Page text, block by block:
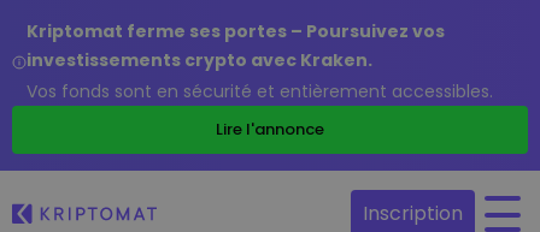
Kriptomat ferme ses portes – Poursuivez vos
investissements crypto avec Kraken.
Vos fonds sont en sécurité et entièrement accessibles.
Lire l'annonce
Inscription